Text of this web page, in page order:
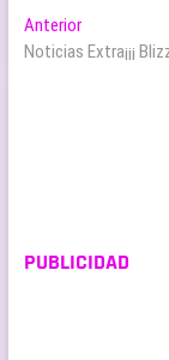
Navegación
de
AnteriorEntrada
anterior:
Noticias Extra¡¡¡
PUBLICIDAD